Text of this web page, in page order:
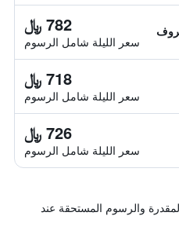
782 ﷼
سعر الليلة شامل الرسوم
718 ﷼
سعر الليلة شامل الرسوم
726 ﷼
سعر الليلة شامل الرسوم
والرسوم المستحقة عند